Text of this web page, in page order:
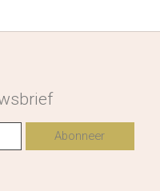
Abonneer